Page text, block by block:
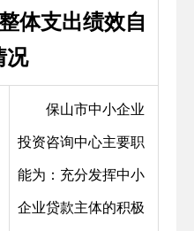
体支出绩效自
况
保山市中小企业
投资咨询中心主要职
能为：充分发挥中小
企业贷款主体的积极